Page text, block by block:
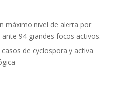
máximo nivel de alerta por
94 grandes focos activos.
de cyclospora y activa